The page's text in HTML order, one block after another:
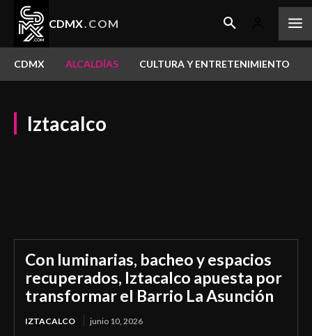
CDMX .COM
CDMX ALCALDÍAS CULTURA Y ENTRETENIMIENTO
Iztacalco
Con luminarias, bacheo y espacios
recuperados, Iztacalco apuesta por
transformar el Barrio La Asunción
IZTACALCO junio 10, 2026